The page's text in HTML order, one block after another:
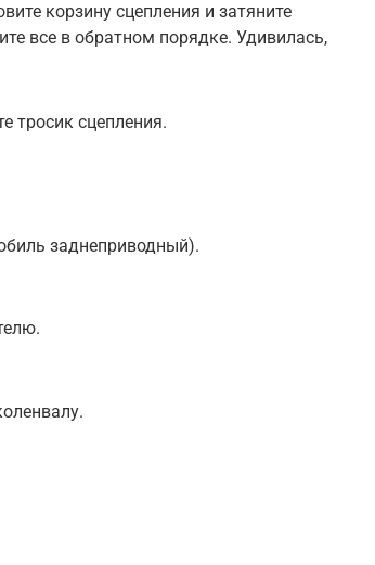
корзину сцепления и затяните
все в обратном порядке. Удивилась,
тросик сцепления.
заднеприводный).